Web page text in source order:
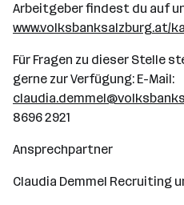
Arbeitgeber findest du auf
www.volksbanksalzburg.at/
Für Fragen zu dieser Stelle
gerne zur Verfügung: E-Mail:
8696 2921
Ansprechpartner
Claudia Demmel Recruiting